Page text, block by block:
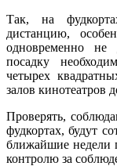
Так, на
дистанцию,
одновременно не
посадку
четырех
залов кинотеатров
Проверять,
фудкортах, будут
ближайшие недели
контролю за